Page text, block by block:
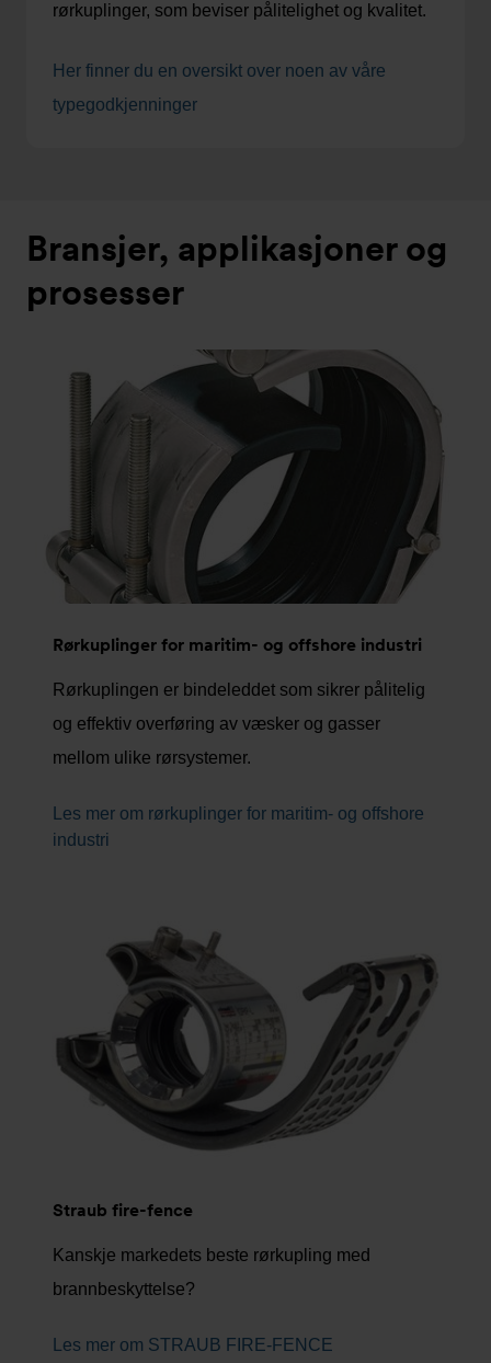
rørkuplinger, som beviser pålitelighet og kvalitet.
Her finner du en oversikt over noen av våre
typegodkjenninger
Bransjer, applikasjoner og
prosesser
Rørkuplinger for maritim- og offshore industri
Rørkuplingen er bindeleddet som sikrer pålitelig
og effektiv overføring av væsker og gasser
mellom ulike rørsystemer.
Les mer om rørkuplinger for maritim- og offshore
industri
Straub fire-fence
Kanskje markedets beste rørkupling med
brannbeskyttelse?
Les mer om STRAUB FIRE-FENCE